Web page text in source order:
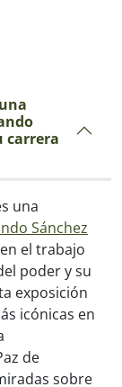
carrera
una
Sánchez
el trabajo
poder y su
exposición
icónicas en
de
sobre